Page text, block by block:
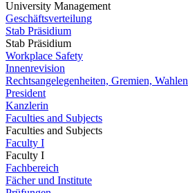
University Management
Geschäftsverteilung
Stab Präsidium
Stab Präsidium
Workplace Safety
Innenrevision
Rechtsangelegenheiten, Gremien, Wahlen
President
Kanzlerin
Faculties and Subjects
Faculties and Subjects
Faculty I
Faculty I
Fachbereich
Fächer und Institute